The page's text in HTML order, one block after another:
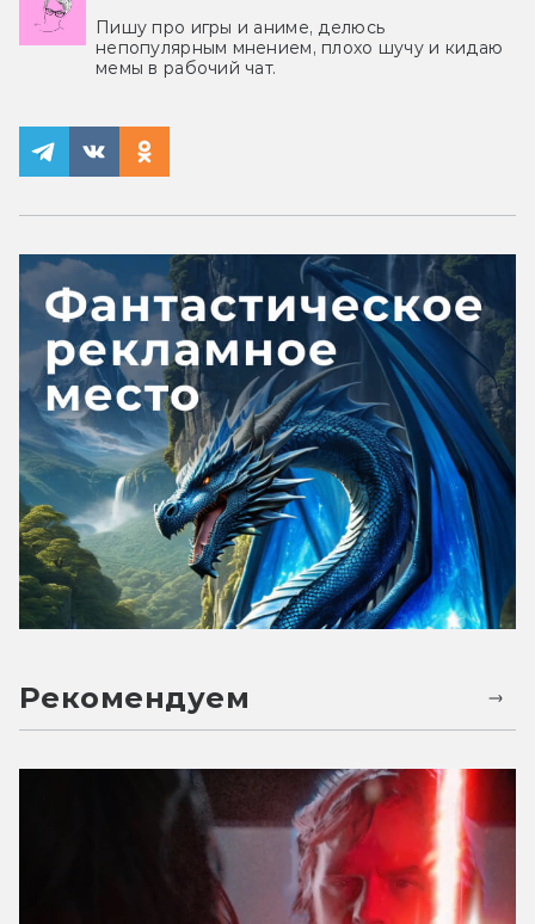
Пишу про игры и аниме, делюсь
непопулярным мнением, плохо шучу и кидаю
мемы в рабочий чат.
Рекомендуем